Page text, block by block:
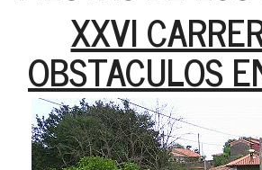
XXVI
OBSTACULOS